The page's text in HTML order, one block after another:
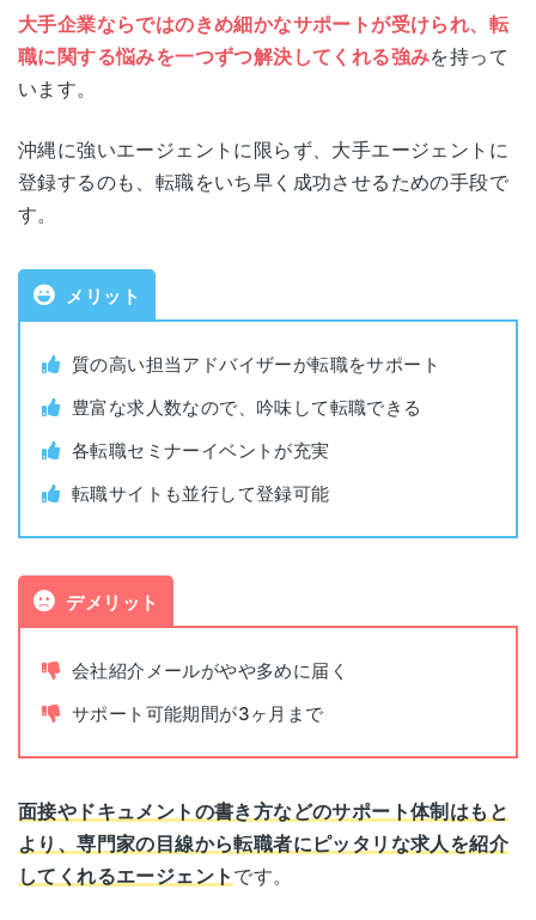
公式サイト https://doda.jp/
職業紹介事業
対象年代
対象者 全業種・職種
利用料金 無料
公開求人数
30万件以上(※2026年6月時点、非公開求
非公開求人数
面接指導 あり
本社住所
東京都千代田区丸の内2-4-1 丸の内ビル
ディング27F・28F
北海道
北海道札幌市中央区北一条西4丁目2-2
札幌ノースプラザ9F
横浜
神奈川県横浜市神奈川区金港町1‐4
横浜イーストスクエア 5F
静岡
サウスポット静岡 16F
名古屋
愛知県名古屋市中村区名駅三丁目28-12
大阪
大阪府大阪市北区大深町3-1
グランフロント大阪タワーB 17F
京都府京都市下京区四条通烏丸東入長刀鉾町20
四条烏丸ＦＴスクエアビル 9F
日本生命三宮駅前ビル 11F
岡山
岡山第一生命ビルディング 14F
大手企業ならではのきめ細かなサポートが受けられ、転
職に関する悩みを一つずつ解決してくれる強みを持って
います。
沖縄に強いエージェントに限らず、大手エージェントに
登録するのも、転職をいち早く成功させるための手段で
す。
メリット
質の高い担当アドバイザーが転職をサポート
豊富な求人数なので、吟味して転職できる
各転職セミナーイベントが充実
転職サイトも並行して登録可能
デメリット
会社紹介メールがやや多めに届く
サポート可能期間が3ヶ月まで
面接やドキュメントの書き方などのサポート体制はもと
より、専門家の目線から転職者にピッタリな求人を紹介
してくれるエージェント です。